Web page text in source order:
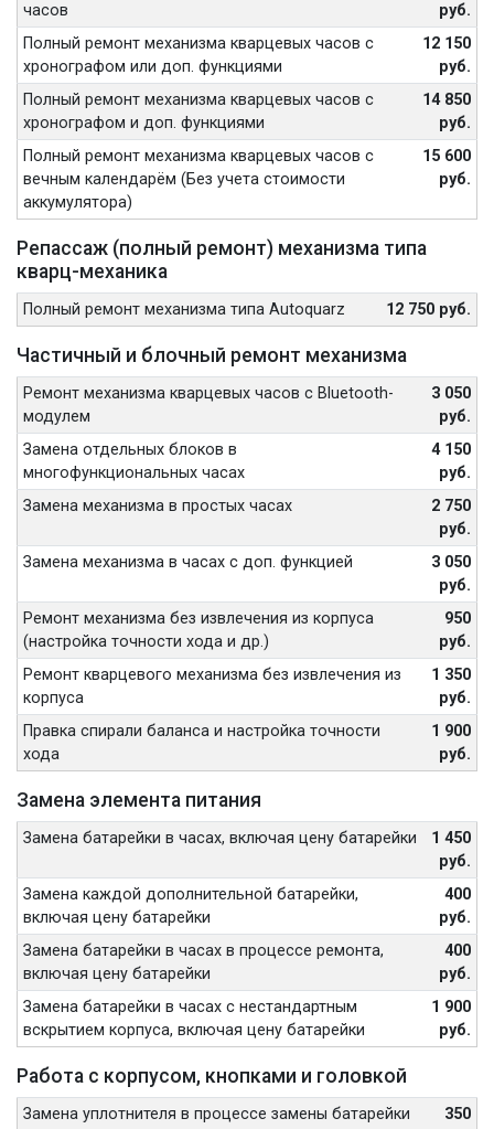
часов
руб.
Полный ремонт механизма кварцевых часов с
хронографом или доп. функциями
12 150
руб.
Полный ремонт механизма кварцевых часов с
хронографом и доп. функциями
14 850
руб.
Полный ремонт механизма кварцевых часов с
вечным календарём (Без учета стоимости
аккумулятора)
15 600
руб.
Репассаж (полный ремонт) механизма типа
кварц-механика
Полный ремонт механизма типа Autoquarz 12 750 руб.
Частичный и блочный ремонт механизма
Ремонт механизма кварцевых часов с Bluetooth-
модулем
3 050
руб.
Замена отдельных блоков в
многофункциональных часах
4 150
руб.
Замена механизма в простых часах
2 750
руб.
Замена механизма в часах с доп. функцией
3 050
руб.
Ремонт механизма без извлечения из корпуса
(настройка точности хода и др.)
950
руб.
Ремонт кварцевого механизма без извлечения из
корпуса
1 350
руб.
Правка спирали баланса и настройка точности
хода
1 900
руб.
Замена элемента питания
Замена батарейки в часах, включая цену батарейки
1 450
руб.
Замена каждой дополнительной батарейки,
включая цену батарейки
400
руб.
Замена батарейки в часах в процессе ремонта,
включая цену батарейки
400
руб.
Замена батарейки в часах с нестандартным
вскрытием корпуса, включая цену батарейки
1 900
руб.
Работа с корпусом, кнопками и головкой
Замена уплотнителя в процессе замены батарейки
350